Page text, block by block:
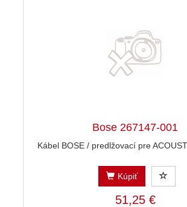
Bose 267147-001
Kábel BOSE / predlžovací pre
Kúpiť
51,25 €